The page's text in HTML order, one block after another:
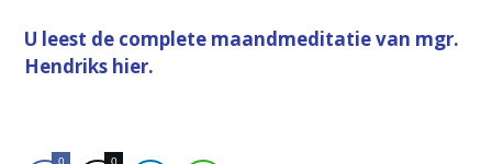
U leest de complete maandmeditatie van mgr.
Hendriks hier.